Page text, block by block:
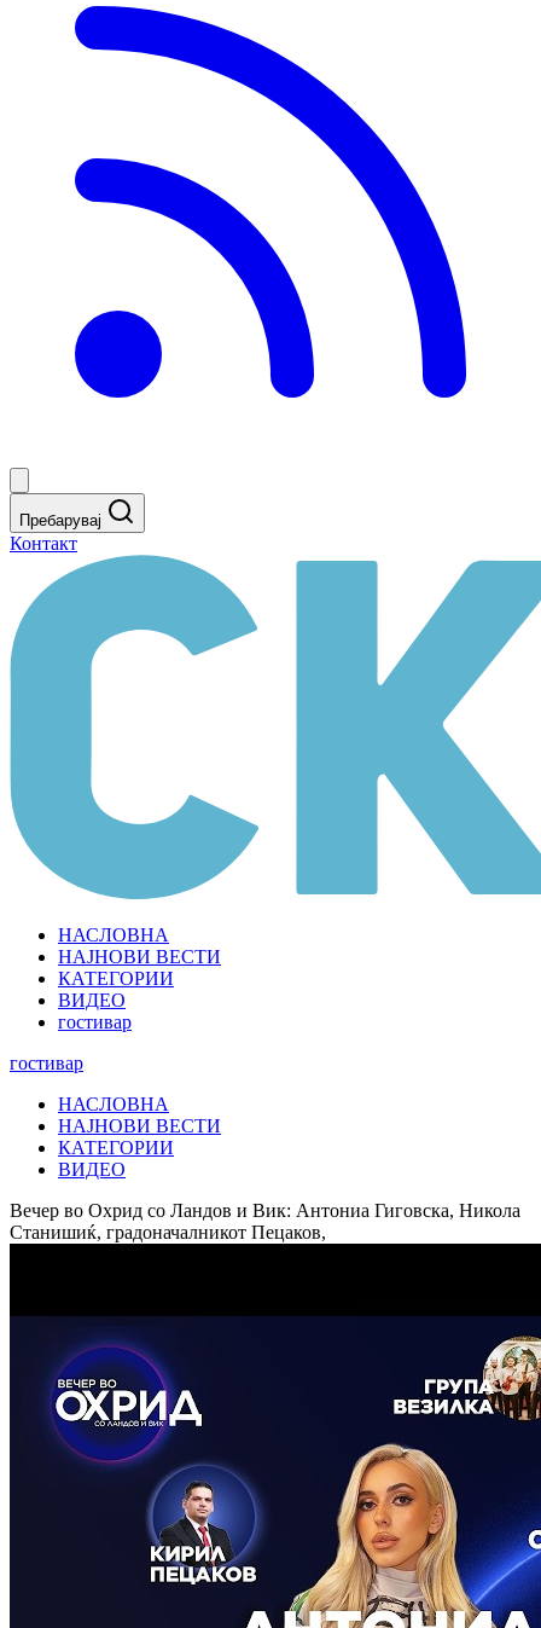
Пребарувај
Контакт
НАСЛОВНА
НАЈНОВИ ВЕСТИ
КАТЕГОРИИ
ВИДЕО
гостивар
гостивар
НАСЛОВНА
НАЈНОВИ ВЕСТИ
КАТЕГОРИИ
ВИДЕО
Вечер во Охрид со Ландов и Вик: Антониа Гиговска, Никола
Станишиќ, градоначалникот Пецаков,